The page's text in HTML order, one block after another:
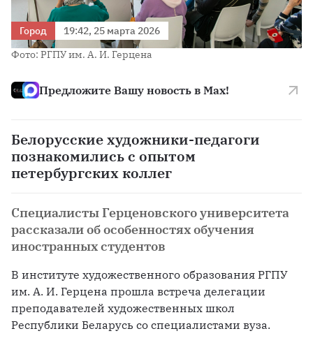
Город
19:42, 25 марта 2026
Фото: РГПУ им. А. И. Герцена
Предложите Вашу новость в Max!
Белорусские художники-педагоги
познакомились с опытом
петербургских коллег
Специалисты Герценовского университета
рассказали об особенностях обучения
иностранных студентов
В институте художественного образования РГПУ
им. А. И. Герцена прошла встреча делегации
преподавателей художественных школ
Республики Беларусь со специалистами вуза.